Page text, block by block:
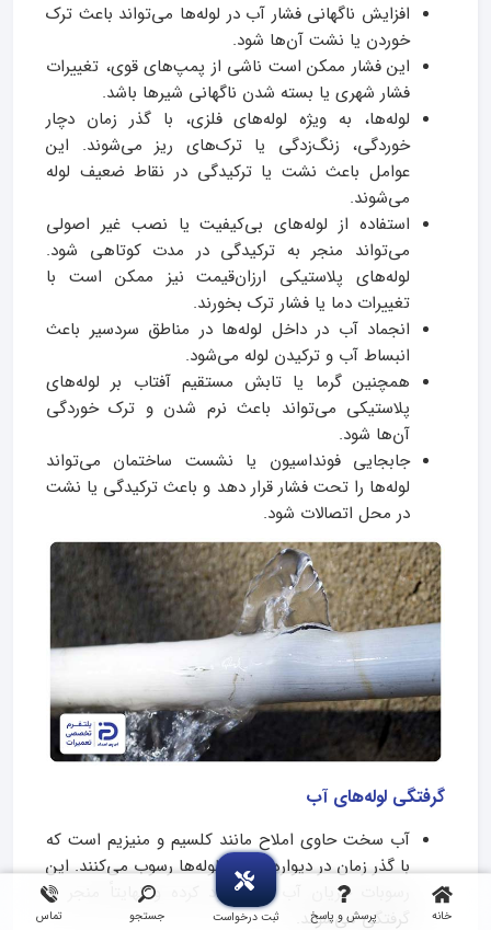
خانه پرسش و پاسخ ثبت درخواست جستجو تماس
افزایش ناگهانی فشار آب در لوله‌ها می‌تواند باعث ترک
خوردن یا نشت آن‌ها شود.
این فشار ممکن است ناشی از پمپ‌های قوی، تغییرات
فشار شهری یا بسته شدن ناگهانی شیرها باشد.
لوله‌ها، به ویژه لوله‌های فلزی، با گذر زمان دچار
خوردگی، زنگ‌زدگی یا ترک‌های ریز می‌شوند. این
عوامل باعث نشت یا ترکیدگی در نقاط ضعیف لوله
می‌شوند.
استفاده از لوله‌های بی‌کیفیت یا نصب غیر اصولی
می‌تواند منجر به ترکیدگی در مدت کوتاهی شود.
لوله‌های پلاستیکی ارزان‌قیمت نیز ممکن است با
تغییرات دما یا فشار ترک بخورند.
انجماد آب در داخل لوله‌ها در مناطق سردسیر باعث
انبساط آب و ترکیدن لوله می‌شود.
همچنین گرما یا تابش مستقیم آفتاب بر لوله‌های
پلاستیکی می‌تواند باعث نرم شدن و ترک خوردگی
آن‌ها شود.
جابجایی فونداسیون یا نشست ساختمان می‌تواند
لوله‌ها را تحت فشار قرار دهد و باعث ترکیدگی یا نشت
در محل اتصالات شود.
گرفتگی لوله‌های آب
آب سخت حاوی املاح مانند کلسیم و منیزیم است که
با گذر زمان در دیواره داخلی لوله‌ها رسوب می‌کنند. این
رسوبات جریان آب را محدود کرده و نهایتاً منجر به
گرفتگی می‌شوند.